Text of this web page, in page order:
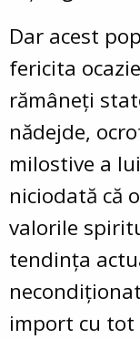
Dar acest
fericita
rămâneți
nădejde,
milostive a
niciodată că
valorile
tendinţa
import cu tot